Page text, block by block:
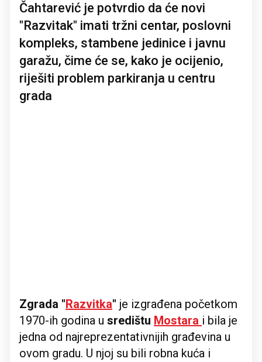
Čahtarević je potvrdio da će novi
"Razvitak" imati tržni centar, poslovni
kompleks, stambene jedinice i javnu
garažu, čime će se, kako je ocijenio,
riješiti problem parkiranja u centru
grada
Zgrada "Razvitka" je izgrađena početkom
1970-ih godina u središtu Mostara i bila je
jedna od najreprezentativnijih građevina u
ovom gradu. U njoj su bili robna kuća i